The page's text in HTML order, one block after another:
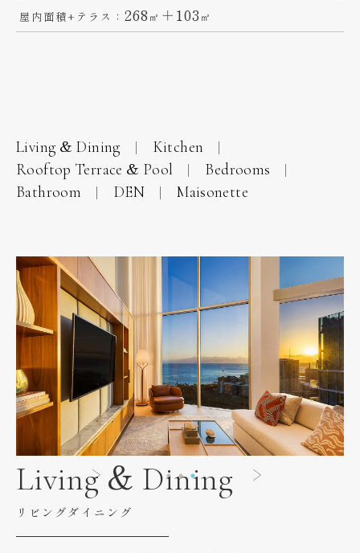
屋内面積+テラス： 268 ㎡ ＋103 ㎡
Living & Dining
Kitchen
Rooftop Terrace & Pool
Bedrooms
Bathroom
DEN Maisonette
Living & Dining
リビングダイニング